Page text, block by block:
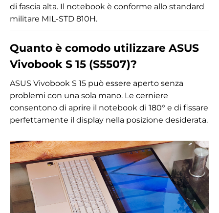
di fascia alta. Il notebook è conforme allo standard
militare MIL-STD 810H.
Quanto è comodo utilizzare ASUS
Vivobook S 15 (S5507)?
ASUS Vivobook S 15 può essere aperto senza
problemi con una sola mano. Le cerniere
consentono di aprire il notebook di 180° e di fissare
perfettamente il display nella posizione desiderata.